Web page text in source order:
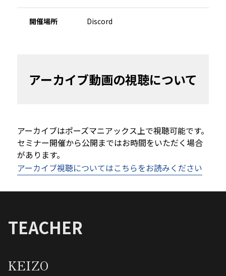
開催場所 Discord
アーカイブ動画の視聴について
アーカイブはポーズマニアックス上で視聴可能です。
セミナー開催から公開まではお時間をいただく場合
があります。
アーカイブ視聴についてはこちらをお読みください
TEACHER
KEIZO